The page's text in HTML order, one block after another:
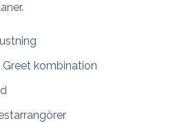
kombination